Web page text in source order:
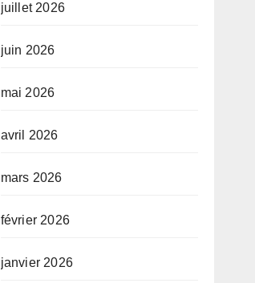
juillet 2026
juin 2026
mai 2026
avril 2026
mars 2026
février 2026
janvier 2026